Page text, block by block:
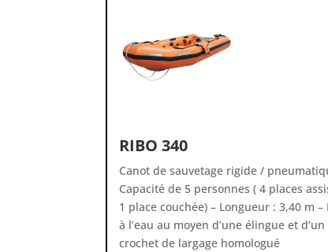
RIBO 340
Canot de sauvetage rigide /
Capacité de 5 personnes ( 4 places
1 place couchée) – Longueur : 3,40 m –
à l’eau au moyen d’une élingue et d’un
crochet de largage homologué